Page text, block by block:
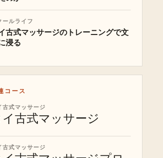
ールライフ
古式マッサージのトレーニングで文
浸る
コース
古式マッサージ
イ古式マッサージ
古式マッサージ